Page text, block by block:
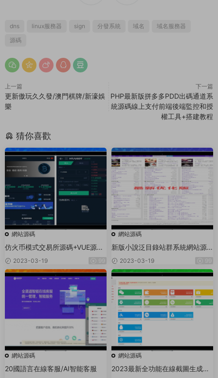
dns linux服務器 sign 分發系統 域名
域名服務器
源碼
上一篇
更新傲玩久久發/澳門棋牌/新濠娛
樂
下一篇
PHP最新版拼多多PDD出碼通道系
統源碼線上支付前端後端監控和授
權工具+搭建教程
猜你喜歡
網站源碼
仿火币模式交易所源碼+VUE源碼
可二開法币交易_币币交易_合約交
易_期權交易+流動性挖礦UP理财
LEO認購運營
2023-03-19
網站源碼
新版小說泛目錄站群系統網站源
碼 小說站群源碼海量關鍵詞霸屏
2023-03-19
網站源碼
20國語言在線客服/AI智能客服
網站源碼
2023最新全功能在線截圖生成器